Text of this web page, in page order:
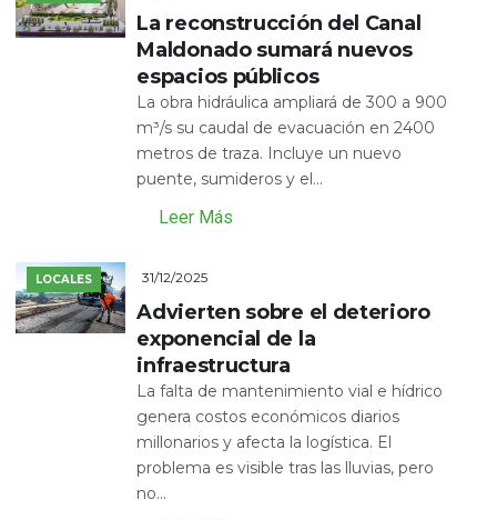
La reconstrucción del Canal
Maldonado sumará nuevos
espacios públicos
La obra hidráulica ampliará de 300 a 900
m³/s su caudal de evacuación en 2400
metros de traza. Incluye un nuevo
puente, sumideros y el...
Leer Más
LOCALES 31/12/2025
Advierten sobre el deterioro
exponencial de la
infraestructura
La falta de mantenimiento vial e hídrico
genera costos económicos diarios
millonarios y afecta la logística. El
problema es visible tras las lluvias, pero
no...